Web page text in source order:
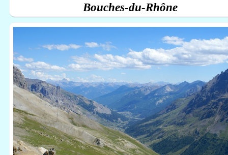
Bouches-du-Rhône